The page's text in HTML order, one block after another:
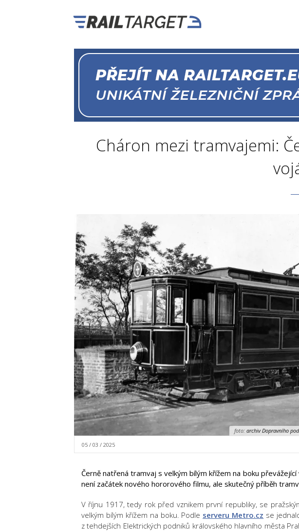
Cháron mezi tramvajemi:
foto: archiv Dopravního
05 / 03 / 2025
Černě natřená tramvaj s velkým bílým křížem na boku
není začátek nového hororového filmu, ale skutečný příběh
V říjnu 1917, tedy rok před vznikem první republiky, se
velkým bílým křížem na boku. Podle serveru Metro.cz se
z tehdejších Elektrických podniků královského hlavního města